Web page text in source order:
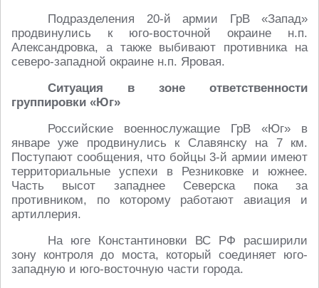
Подразделения 20-й армии ГрВ «Запад»
продвинулись к юго-восточной окраине н.п.
Александровка, а также выбивают противника на
северо-западной окраине н.п. Яровая.
Ситуация в зоне ответственности
группировки «Юг»
Российские военнослужащие ГрВ «Юг» в
январе уже продвинулись к Славянску на 7 км.
Поступают сообщения, что бойцы 3-й армии имеют
территориальные успехи в Резниковке и южнее.
Часть высот западнее Северска пока за
противником, по которому работают авиация и
артиллерия.
На юге Константиновки ВС РФ расширили
зону контроля до моста, который соединяет юго-
западную и юго-восточную части города.